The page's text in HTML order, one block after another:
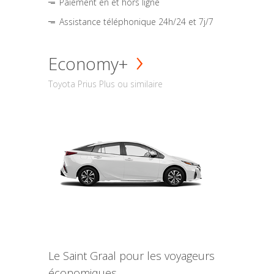
Assistance téléphonique 24h/24 et 7j/7
Economy+
Toyota Prius Plus ou similaire
Le Saint Graal pour les voyageurs